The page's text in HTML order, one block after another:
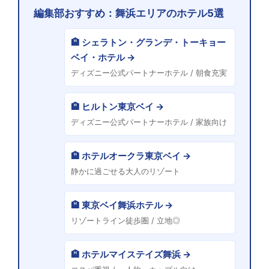
編集部おすすめ：舞浜エリアのホテル5選
🏨 シェラトン・グランデ・トーキョー
ベイ・ホテル →
ディズニー公式パートナーホテル / 朝食充実
🏨 ヒルトン東京ベイ →
ディズニー公式パートナーホテル / 家族向け
🏨 ホテルオークラ東京ベイ →
静かに過ごせる大人のリゾート
🏨 東京ベイ舞浜ホテル →
リゾートライン徒歩圏 / 立地◎
🏨 ホテルマイステイズ舞浜 →